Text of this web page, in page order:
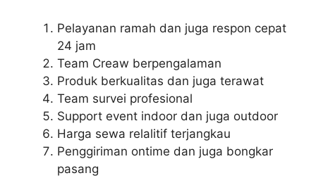
Pelayanan ramah dan juga respon cepat
24 jam
Team Creaw berpengalaman
Produk berkualitas dan juga terawat
Team survei profesional
Support event indoor dan juga outdoor
Harga sewa relalitif terjangkau
Penggiriman ontime dan juga bongkar
pasang